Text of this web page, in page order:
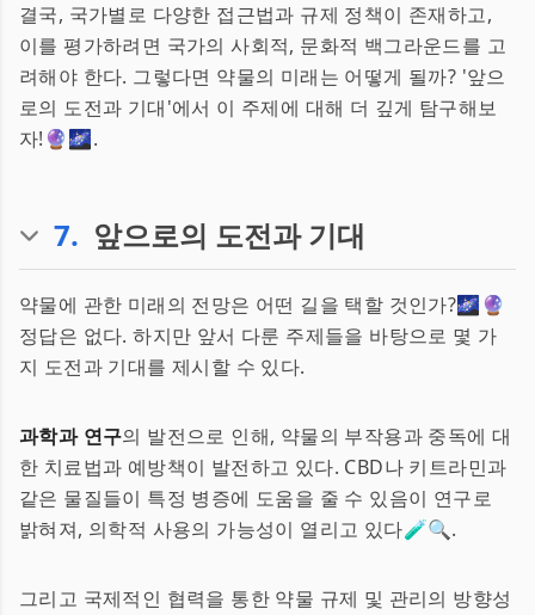
결국, 국가별로 다양한 접근법과 규제 정책이 존재하고,
이를 평가하려면 국가의 사회적, 문화적 백그라운드를 고
려해야 한다. 그렇다면 약물의 미래는 어떻게 될까? '앞으
로의 도전과 기대'에서 이 주제에 대해 더 깊게 탐구해보
자!🔮🌌.
7. 앞으로의 도전과 기대
약물에 관한 미래의 전망은 어떤 길을 택할 것인가?🌌🔮
정답은 없다. 하지만 앞서 다룬 주제들을 바탕으로 몇 가
지 도전과 기대를 제시할 수 있다.
과학과 연구의 발전으로 인해, 약물의 부작용과 중독에 대
한 치료법과 예방책이 발전하고 있다. CBD나 키트라민과
같은 물질들이 특정 병증에 도움을 줄 수 있음이 연구로
밝혀져, 의학적 사용의 가능성이 열리고 있다🧪🔍.
그리고 국제적인 협력을 통한 약물 규제 및 관리의 방향성